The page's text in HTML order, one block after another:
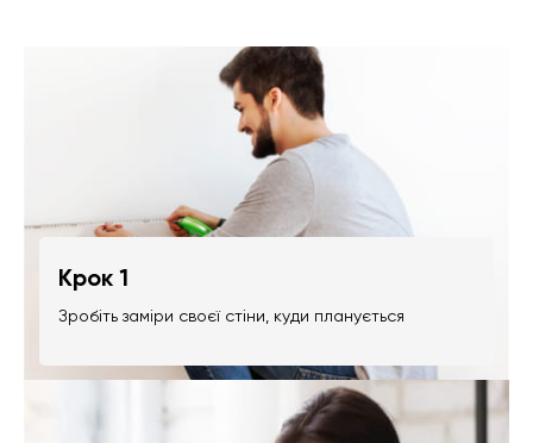
Крок 1
Зробіть заміри своєї стіни, куди планується